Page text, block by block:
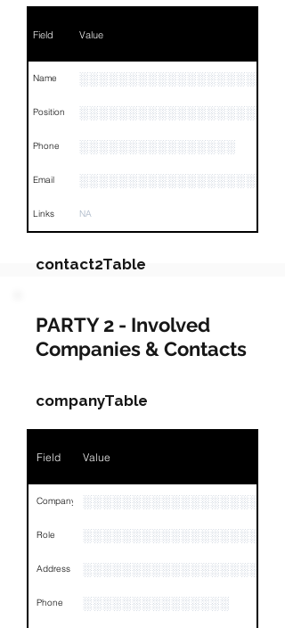
Field Value
Name
Position
Phone ░░░░░░░░░░░░░░░░
Email
Links NA
contact2Table
Field Value
Name
Position
Phone ░░░░░░░░░░░░░░░
Email
Links NA
PARTY 2 - Involved
Companies & Contacts
companyTable
Field Value
Company
Role ░░░░░░░░░░░░░░░░░░░
Address
Phone ░░░░░░░░░░░░░░░